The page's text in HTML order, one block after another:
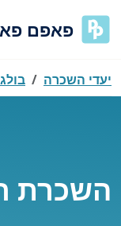
פאפם
יעדי השכרה
השכרת